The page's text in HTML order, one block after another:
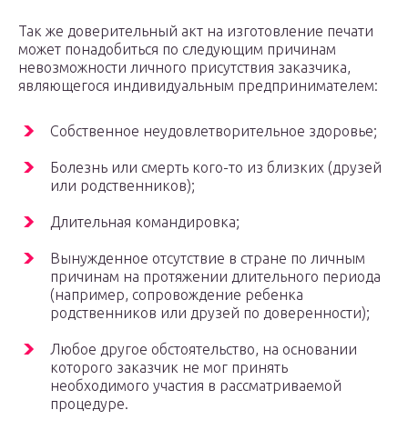
Так же доверительный акт на изготовление печати
может понадобиться по следующим причинам
невозможности личного присутствия заказчика,
являющегося индивидуальным предпринимателем:
Собственное неудовлетворительное здоровье;
Болезнь или смерть кого-то из близких (друзей
или родственников);
Длительная командировка;
Вынужденное отсутствие в стране по личным
причинам на протяжении длительного периода
(например, сопровождение ребенка
родственников или друзей по доверенности);
Любое другое обстоятельство, на основании
которого заказчик не мог принять
необходимого участия в рассматриваемой
процедуре.